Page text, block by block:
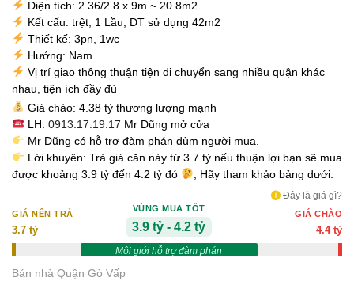
Diện tích: 2.36/2.8 x 9m ~ 20.8m2
Kết cấu: trệt, 1 Lầu, DT sử dụng 42m2
Thiết kế: 3pn, 1wc
Hướng: Nam
Vị trí giao thông thuận tiện di chuyển sang nhiều quận khác
nhau, tiện ích đầy đủ
Giá chào: 4.38 tỷ thương lượng mạnh
LH: 0913.17.19.17 Mr Dũng mở cửa
Mr Dũng có hỗ trợ đàm phán dùm người mua.
Lời khuyên: Trả giá căn này từ 3.7 tỷ nếu thuận lợi bạn sẽ mua
được khoảng 3.9 tỷ đến 4.2 tỷ đó
, Hãy tham khảo bảng dưới.
Đây là giá gì?
GIÁ NÊN TRẢ
3.7 tỷ
VÙNG MUA TỐT
3.9 tỷ - 4.2 tỷ
Môi giới hỗ trợ đàm phán
GIÁ CHÀO
4.4 tỷ
Bán nhà Quận Gò Vấp